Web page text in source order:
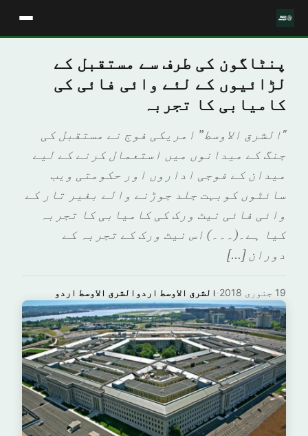
پنٹاگون کی طرف سے مستقبل کے
لڑائیوں کے لئے وائی فائی کی
کامیابی کا تجربہ
"الشرق الاوسط” امریکی فوج نے مستقبل کی
جنگ کے میدانوں میں استعمال کرنے کے لیے
میدان کے فوجی اداروں اور حکومتی ویب
سائٹوں کوبہت جلد جوڑنے والے بغیر تار کے
وائی فائی نیٹ ورک کی کامیابی کا تجربہ
کیا ہے۔(۔۔۔) اس نیٹ ورک کے تجربہ کے
دوران […]
الشرق الاوسط اردوالشرق الاوسط اردو · 19 جنوری 2018